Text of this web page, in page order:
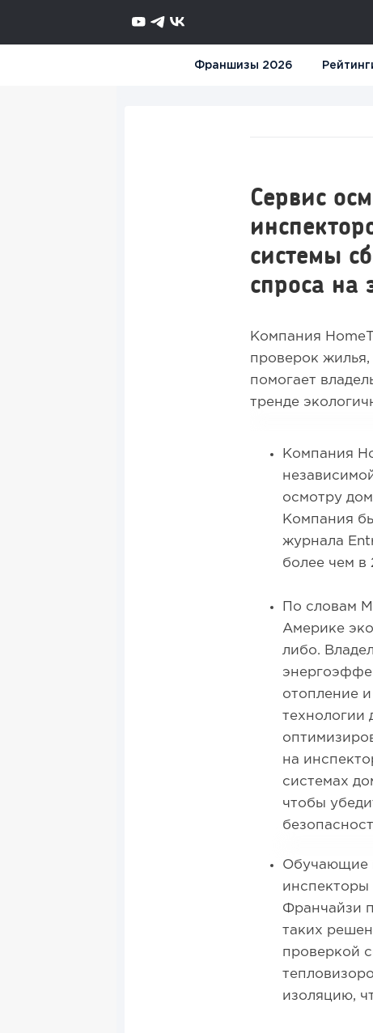
Франшизы 2026
Сервис
системы
спроса на
Компания
проверок жилья,
помогает
тренде
Компания
осмотру
Компания
журнала
более чем
По словам
Америке
либо.
отопление
технологии
на
системах
чтобы
Обучающие
инспекторы
Франчайзи
таких
проверкой
изоляцию,